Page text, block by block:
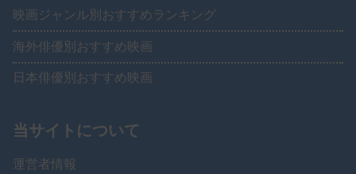
映画ジャンル別おすすめランキング
海外俳優別おすすめ映画
日本俳優別おすすめ映画
当サイトについて
運営者情報